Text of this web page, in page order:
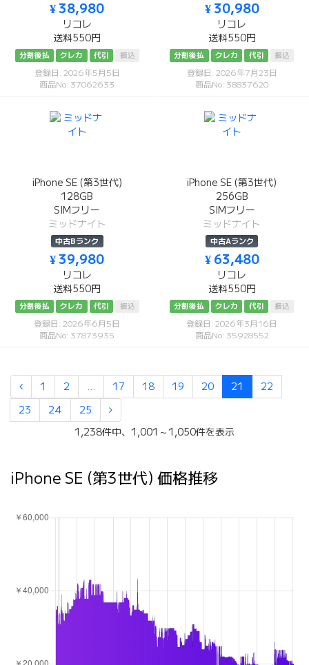
¥ 38,980
リコレ
送料550円
分割後払 クレカ 代引 振込
登録日: 2026年5月5日
商品No: 37062633
¥ 30,980
リコレ
送料550円
分割後払 クレカ 代引 振込
登録日: 2026年7月23日
商品No: 38837620
iPhone SE (第3世代)
128GB
SIMフリー
ミッドナイト
中古Bランク
¥ 39,980
リコレ
送料550円
分割後払 クレカ 代引 振込
登録日: 2026年6月5日
商品No: 37873935
iPhone SE (第3世代)
256GB
SIMフリー
ミッドナイト
中古Aランク
¥ 63,480
リコレ
送料550円
分割後払 クレカ 代引 振込
登録日: 2026年3月16日
商品No: 35928552
1 2 ... 17 18 19 20 21
22
23
24
25
1,238件中、1,001～1,050件を表示
iPhone SE (第3世代) 価格推移